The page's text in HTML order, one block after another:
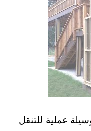
عملية للتنقل